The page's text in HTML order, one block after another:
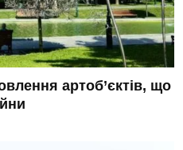
артоб’єктів, що